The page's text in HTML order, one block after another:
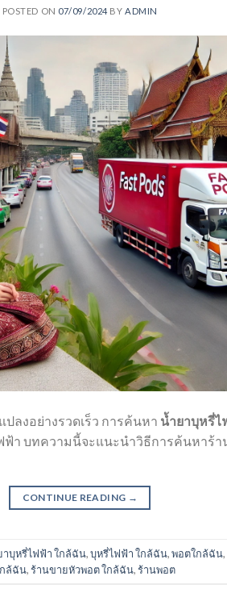
POSTED ON 07/09/2024 BYADMIN
ลงอย่างรวดเร็ว การค้นหา น้ำยาบุหรี่ไ
า บทความนี้จะแนะนำวิธีการค้นหาร้า
CONTINUE READING →
าบุหรี่ไฟฟ้า ใกล้ฉัน,บุหรี่ไฟฟ้า ใกล้ฉัน,พอตใกล้ฉัน,
ล้ฉัน,ร้านขายหัวพอต ใกล้ฉัน,ร้านพอต